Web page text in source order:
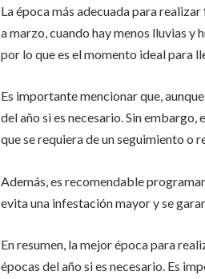
La época más adecuada para realizar
a marzo, cuando hay menos lluvias y
por lo que es el momento ideal para
Es importante mencionar que,
del año si es necesario. Sin
que se requiera de un seguimiento o
Además, es recomendable
evita una infestación mayor y se
En resumen, la mejor época para
épocas del año si es necesario. Es